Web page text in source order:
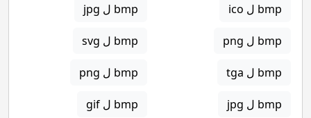
bmp ل ico bmp ل jpg
bmp ل png bmp ل svg
bmp ل tga bmp ل png
bmp ل jpg bmp ل gif